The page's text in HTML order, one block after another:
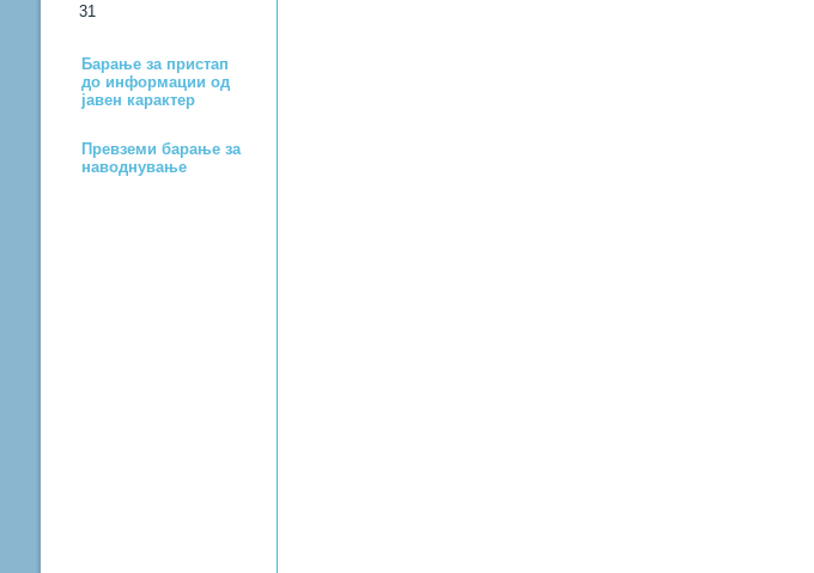
31
Барање за пристап
до информации од
јавен карактер
Превземи барање за
наводнување